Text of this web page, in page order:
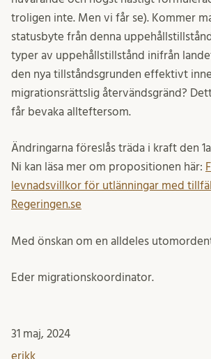
troligen inte. Men vi får se). Kommer
statusbyte från denna
typer av uppehållstillstånd inifrån
den nya tillståndsgrunden effektivt
migrationsrättslig återvändsgränd?
får bevaka allteftersom.
Ändringarna föreslås träda i kraft den
Ni kan läsa mer om propositionen här:
levnadsvillkor för utlänningar med
Regeringen.se
Med önskan om en alldeles
Eder migrationskoordinator.
31 maj, 2024
erikk